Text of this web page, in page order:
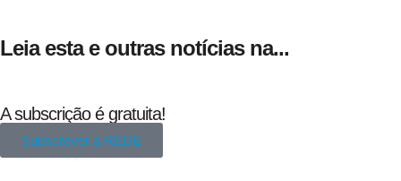
Leia esta e outras notícias na...
A subscrição é gratuita!
Subscrever a REDE